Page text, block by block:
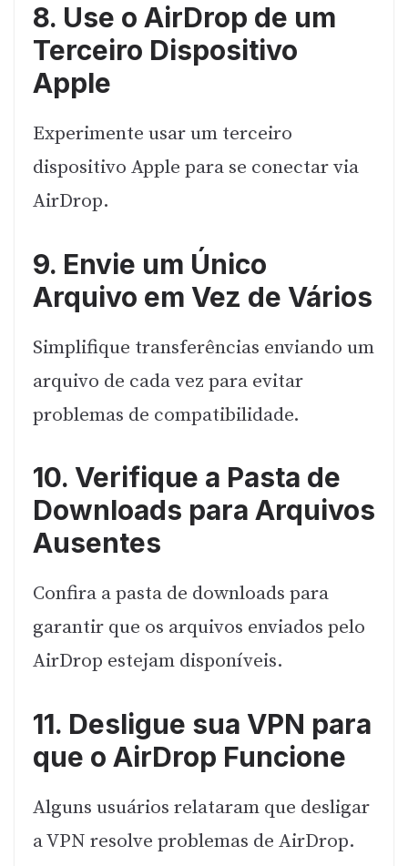
8. Use o AirDrop de um
Terceiro Dispositivo
Apple
Experimente usar um terceiro
dispositivo Apple para se conectar via
AirDrop.
9. Envie um Único
Arquivo em Vez de Vários
Simplifique transferências enviando um
arquivo de cada vez para evitar
problemas de compatibilidade.
10. Verifique a Pasta de
Downloads para Arquivos
Ausentes
Confira a pasta de downloads para
garantir que os arquivos enviados pelo
AirDrop estejam disponíveis.
11. Desligue sua VPN para
que o AirDrop Funcione
Alguns usuários relataram que desligar
a VPN resolve problemas de AirDrop.